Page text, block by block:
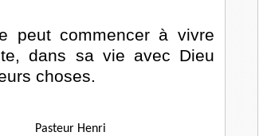
peut commencer à vivre
dans sa vie avec Dieu
choses.